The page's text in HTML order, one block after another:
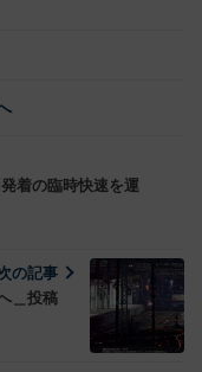
着の臨時快速を運
の記事
＿投稿